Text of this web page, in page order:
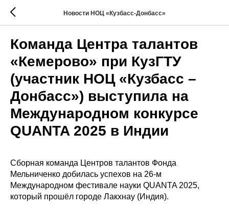
Новости НОЦ «Кузбасс-Донбасс»
Команда Центра талантов
«Кемерово» при КузГТУ
(участник НОЦ «Кузбасс –
Донбасс») выступила на
Международном конкурсе
QUANTA 2025 в Индии
Сборная команда Центров талантов Фонда
Мельниченко добилась успехов на 26-м
Международном фестивале науки QUANTA 2025,
который прошёл городе Лакхнау (Индия).